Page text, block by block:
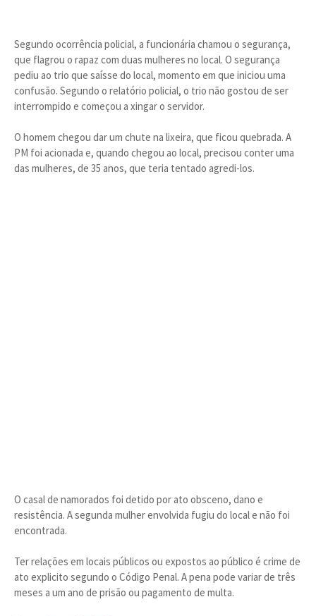
Segundo ocorrência policial, a funcionária chamou o segurança,
que flagrou o rapaz com duas mulheres no local. O segurança
pediu ao trio que saísse do local, momento em que iniciou uma
confusão. Segundo o relatório policial, o trio não gostou de ser
interrompido e começou a xingar o servidor.
O homem chegou dar um chute na lixeira, que ficou quebrada. A
PM foi acionada e, quando chegou ao local, precisou conter uma
das mulheres, de 35 anos, que teria tentado agredi-los.
O casal de namorados foi detido por ato obsceno, dano e
resistência. A segunda mulher envolvida fugiu do local e não foi
encontrada.
Ter relações em locais públicos ou expostos ao público é crime de
ato explicito segundo o Código Penal. A pena pode variar de três
meses a um ano de prisão ou pagamento de multa.